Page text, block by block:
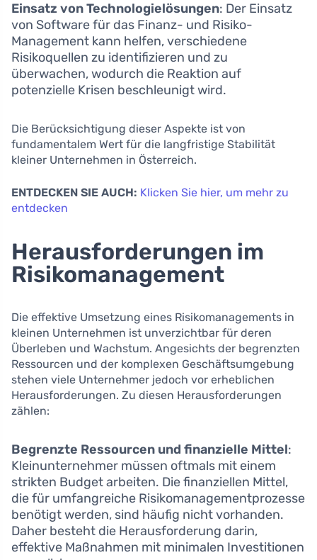
Einsatz von Technologielösungen: Der Einsatz
von Software für das Finanz- und Risiko-
Management kann helfen, verschiedene
Risikoquellen zu identifizieren und zu
überwachen, wodurch die Reaktion auf
potenzielle Krisen beschleunigt wird.
Die Berücksichtigung dieser Aspekte ist von
fundamentalem Wert für die langfristige Stabilität
kleiner Unternehmen in Österreich.
ENTDECKEN SIE AUCH: Klicken Sie hier, um mehr zu
entdecken
Herausforderungen im
Risikomanagement
Die effektive Umsetzung eines Risikomanagements in
kleinen Unternehmen ist unverzichtbar für deren
Überleben und Wachstum. Angesichts der begrenzten
Ressourcen und der komplexen Geschäftsumgebung
stehen viele Unternehmer jedoch vor erheblichen
Herausforderungen. Zu diesen Herausforderungen
zählen:
Begrenzte Ressourcen und finanzielle Mittel:
Kleinunternehmer müssen oftmals mit einem
strikten Budget arbeiten. Die finanziellen Mittel,
die für umfangreiche Risikomanagementprozesse
benötigt werden, sind häufig nicht vorhanden.
Daher besteht die Herausforderung darin,
effektive Maßnahmen mit minimalen Investitionen